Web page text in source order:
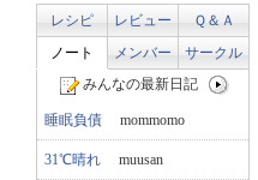
レシピ レビュー
Ｑ＆Ａ
ノート
メンバー
サークル
みんなの最新日記
睡眠負債 mommomo
31℃晴れ muusan